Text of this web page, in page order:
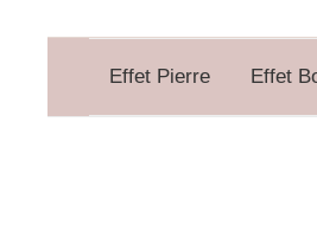
Effet Pierre Effet